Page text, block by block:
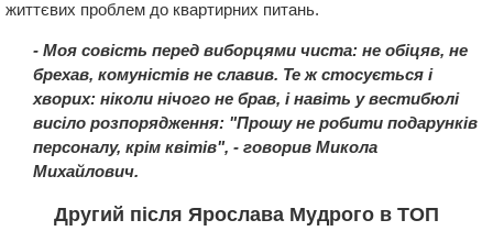
життєвих проблем до квартирних питань.
- Моя совість перед виборцями чиста: не обіцяв, не
брехав, комунiстiв не славив. Те ж стосується і
хворих: ніколи нічого не брав, і навіть у вестибюлі
висіло розпорядження: "Прошу не робити подарункiв
персоналу, крім квітів", - говорив Микола
Михайлович.
Другий після Ярослава Мудрого в ТОП